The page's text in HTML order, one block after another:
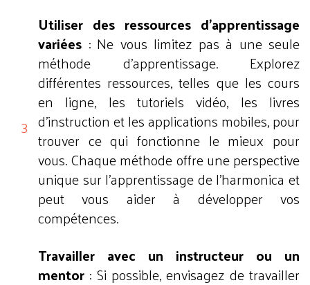
Utiliser des ressources d'apprentissage
variées : Ne vous limitez pas à une seule
méthode d'apprentissage. Explorez
différentes ressources, telles que les cours
en ligne, les tutoriels vidéo, les livres
d'instruction et les applications mobiles, pour
trouver ce qui fonctionne le mieux pour
vous. Chaque méthode offre une perspective
unique sur l'apprentissage de l'harmonica et
peut vous aider à développer vos
compétences.
Travailler avec un instructeur ou un
mentor : Si possible, envisagez de travailler